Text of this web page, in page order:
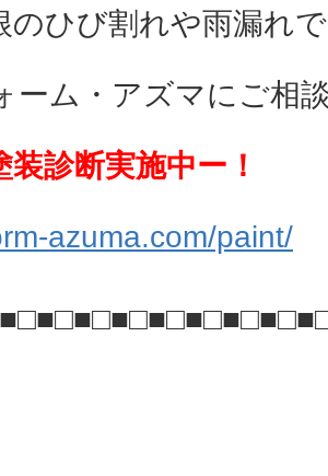
のひび割れや雨漏れ
ーム・アズマにご相
診断実施中ー！
azuma.com/paint/